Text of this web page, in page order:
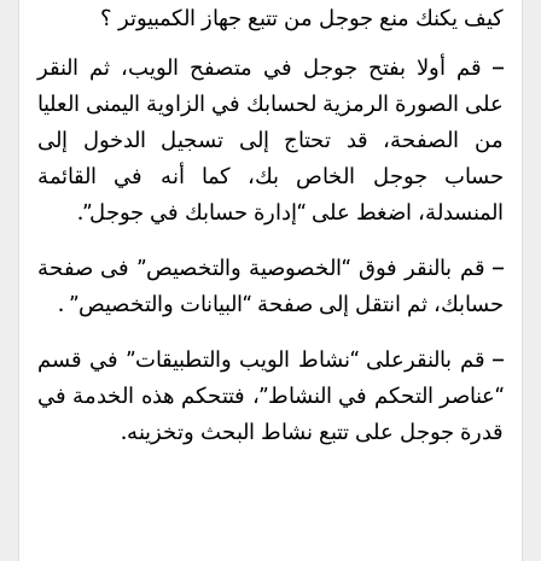
كيف يكنك منع جوجل من تتبع جهاز الكمبيوتر ؟
– قم أولا بفتح جوجل في متصفح الويب، ثم النقر
على الصورة الرمزية لحسابك في الزاوية اليمنى العليا
من الصفحة، قد تحتاج إلى تسجيل الدخول إلى
حساب جوجل الخاص بك، كما أنه في القائمة
المنسدلة، اضغط على “إدارة حسابك في جوجل”.
– قم بالنقر فوق “الخصوصية والتخصيص” فى صفحة
حسابك، ثم انتقل إلى صفحة “البيانات والتخصيص” .
– قم بالنقرعلى “نشاط الويب والتطبيقات” في قسم
“عناصر التحكم في النشاط”، فتتحكم هذه الخدمة في
قدرة جوجل على تتبع نشاط البحث وتخزينه.